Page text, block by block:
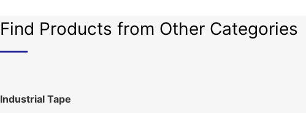
Find Products from Other Categories
Industrial Tape